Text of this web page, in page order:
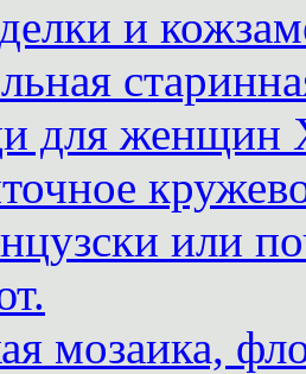
и
для женщин
или
мозаика,